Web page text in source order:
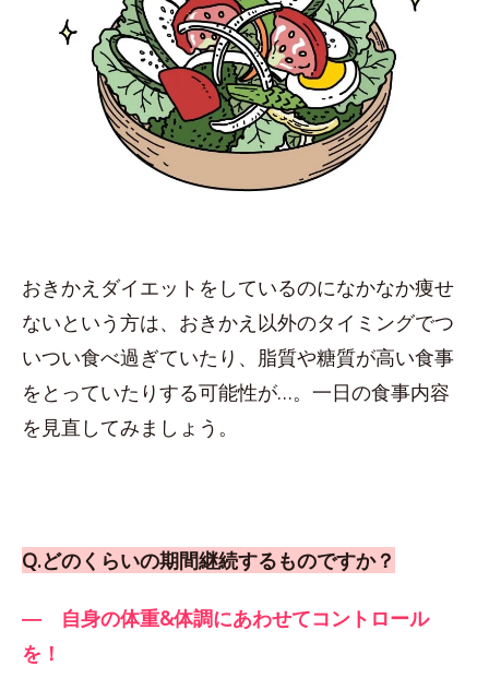
おきかえダイエットをしているのになかなか痩せ
ないという方は、おきかえ以外のタイミングでつ
いつい食べ過ぎていたり、脂質や糖質が高い食事
をとっていたりする可能性が…。一日の食事内容
を見直してみましょう。
Q.どのくらいの期間継続するものですか？
― 自身の体重&体調にあわせてコントロール
を！